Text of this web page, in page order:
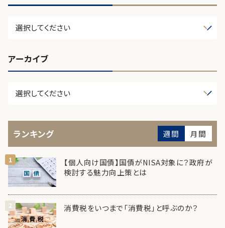
アーカイブ
ランキング 週間 月間
【個人向け国債】国債がNISA対象に？政府が
検討する魅力向上策とは
消費税をいつまで「消費税」と呼ぶのか？